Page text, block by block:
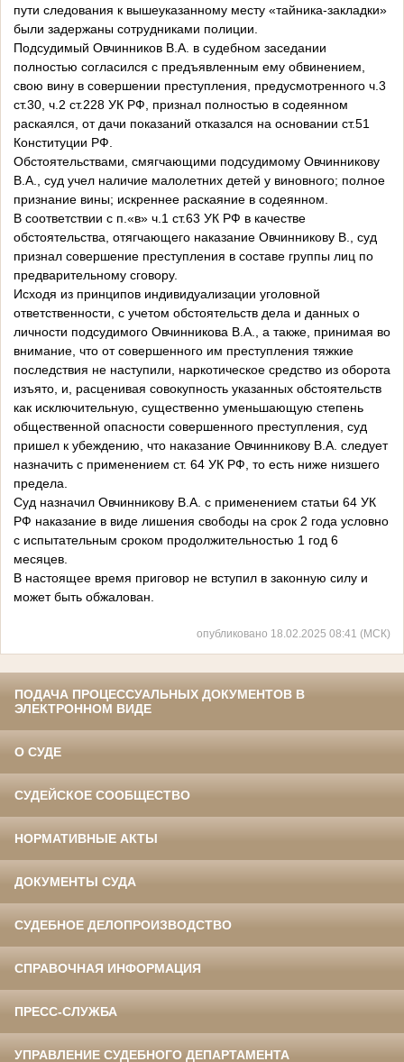
пути следования к вышеуказанному месту «тайника-закладки»
были задержаны сотрудниками полиции.
Подсудимый Овчинников В.А. в судебном заседании
полностью согласился с предъявленным ему обвинением,
свою вину в совершении преступления, предусмотренного ч.3
ст.30, ч.2 ст.228 УК РФ, признал полностью в содеянном
раскаялся, от дачи показаний отказался на основании ст.51
Конституции РФ.
Обстоятельствами, смягчающими подсудимому Овчинникову
В.А., суд учел наличие малолетних детей у виновного; полное
признание вины; искреннее раскаяние в содеянном.
В соответствии с п.«в» ч.1 ст.63 УК РФ в качестве
обстоятельства, отягчающего наказание Овчинникову В., суд
признал совершение преступления в составе группы лиц по
предварительному сговору.
Исходя из принципов индивидуализации уголовной
ответственности, с учетом обстоятельств дела и данных о
личности подсудимого Овчинникова В.А., а также, принимая во
внимание, что от совершенного им преступления тяжкие
последствия не наступили, наркотическое средство из оборота
изъято, и, расценивая совокупность указанных обстоятельств
как исключительную, существенно уменьшающую степень
общественной опасности совершенного преступления, суд
пришел к убеждению, что наказание Овчинникову В.А. следует
назначить с применением ст. 64 УК РФ, то есть ниже низшего
предела.
Суд назначил Овчинникову В.А. с применением статьи 64 УК
РФ наказание в виде лишения свободы на срок 2 года условно
с испытательным сроком продолжительностью 1 год 6
месяцев.
В настоящее время приговор не вступил в законную силу и
может быть обжалован.
опубликовано 18.02.2025 08:41 (МСК)
ПОДАЧА ПРОЦЕССУАЛЬНЫХ ДОКУМЕНТОВ В
ЭЛЕКТРОННОМ ВИДЕ
О СУДЕ
СУДЕЙСКОЕ СООБЩЕСТВО
НОРМАТИВНЫЕ АКТЫ
ДОКУМЕНТЫ СУДА
СУДЕБНОЕ ДЕЛОПРОИЗВОДСТВО
СПРАВОЧНАЯ ИНФОРМАЦИЯ
ПРЕСС-СЛУЖБА
УПРАВЛЕНИЕ СУДЕБНОГО ДЕПАРТАМЕНТА